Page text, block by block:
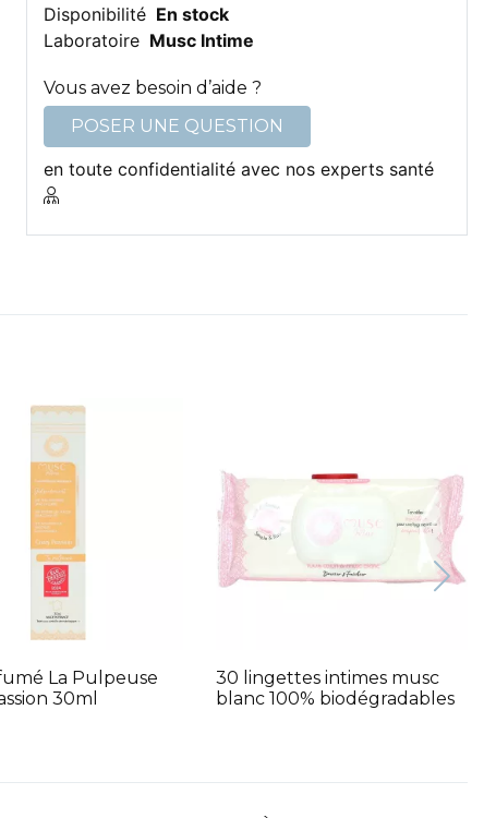
Disponibilité En stock
Laboratoire Musc Intime
Vous avez besoin d’aide ?
POSER UNE QUESTION
en toute confidentialité avec nos experts santé
La Pulpeuse
30ml
30 lingettes intimes musc
blanc 100% biodégradables